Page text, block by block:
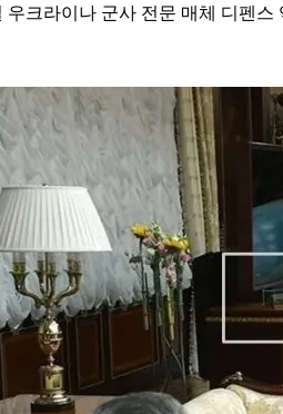
크라이나 군사 전문 매체 디펜